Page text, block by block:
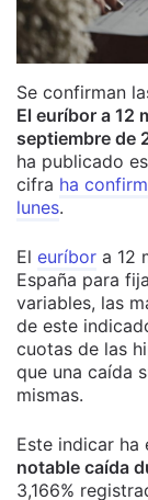
Se confirman
El euríbor a 12
septiembre de
ha publicado
cifra ha
lunes.
El euríbor a 12
España para
variables, las
de este
cuotas de las
que una caída
mismas.
Este indicar ha
notable caída
3,166%